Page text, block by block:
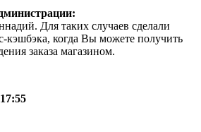
Для таких случаев сделали
кэшбэка, когда Вы можете получить
заказа магазином.